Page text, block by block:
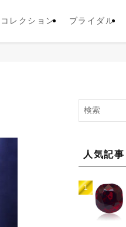
コレクション ブライダル
人気記事